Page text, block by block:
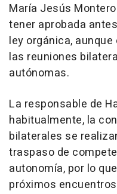
María Jesús
tener aprobada
ley orgánica,
las reuniones
autónomas.
La responsable de
habitualmente, la
bilaterales se
traspaso de
autonomía, por lo
próximos